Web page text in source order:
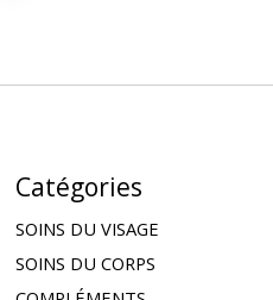
Catégories
SOINS DU VISAGE
SOINS DU CORPS